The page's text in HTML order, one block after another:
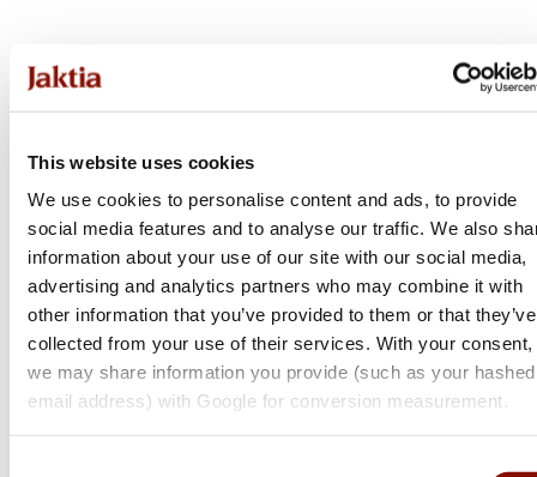
This website uses cookies
We use cookies to personalise content and ads, to provide
social media features and to analyse our traffic. We also
information about your use of our site with our social media,
advertising and analytics partners who may combine it with
other information that you’ve provided to them or that they’ve
collected from your use of their services. With your consent,
we may share information you provide (such as your hashed
email address) with Google for conversion measurement.